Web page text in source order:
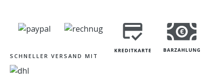
SCHNELLER VERSAND MIT